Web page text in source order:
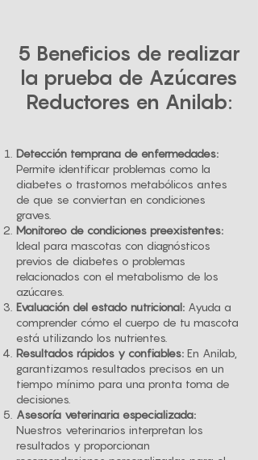
5 Beneficios de realizar
la prueba de Azúcares
Reductores en Anilab:
Detección temprana de enfermedades:
Permite identificar problemas como la
diabetes o trastornos metabólicos antes
de que se conviertan en condiciones
graves.
Monitoreo de condiciones preexistentes:
Ideal para mascotas con diagnósticos
previos de diabetes o problemas
relacionados con el metabolismo de los
azúcares.
Evaluación del estado nutricional: Ayuda a
comprender cómo el cuerpo de tu mascota
está utilizando los nutrientes.
Resultados rápidos y confiables: En Anilab,
garantizamos resultados precisos en un
tiempo mínimo para una pronta toma de
decisiones.
Asesoría veterinaria especializada:
Nuestros veterinarios interpretan los
resultados y proporcionan